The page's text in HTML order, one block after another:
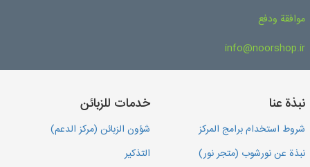
موافقة ودفع
info@noorshop.ir
نبذة عنا
شروط استخدام برامج المركز
نبذة عن نورشوب (متجر نور)
خدمات للزبائن
شؤون الزبائن (مركز الدعم)
التذكير